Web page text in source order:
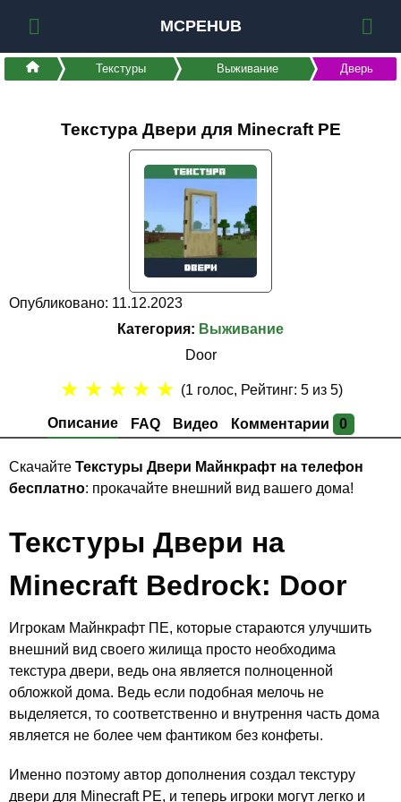
MCPEHUB
Текстуры Выживание Дверь
Текстура Двери для Minecraft PE
Опубликовано: 11.12.2023
Категория: Выживание
Door
Описание FAQ Видео Комментарии 0
★ ★ ★ ★ ★ (1 голос, Рейтинг:5 из 5)
Скачайте Текстуры Двери Майнкрафт на телефон
бесплатно: прокачайте внешний вид вашего дома!
Текстуры Двери на
Minecraft Bedrock: Door
Игрокам Майнкрафт ПЕ, которые стараются улучшить
внешний вид своего жилища просто необходима
текстура двери, ведь она является полноценной
обложкой дома. Ведь если подобная мелочь не
выделяется, то соответственно и внутрення часть дома
является не более чем фантиком без конфеты.
Именно поэтому автор дополнения создал текстуру
двери для Minecraft PE, и теперь игроки могут легко и